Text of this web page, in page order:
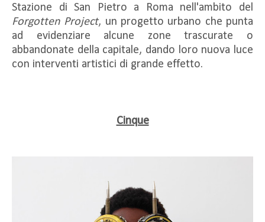
Stazione di San Pietro a Roma nell'ambito del
Forgotten Project, un progetto urbano che punta
ad evidenziare alcune zone trascurate o
abbandonate della capitale, dando loro nuova luce
con interventi artistici di grande effetto.
Cinque